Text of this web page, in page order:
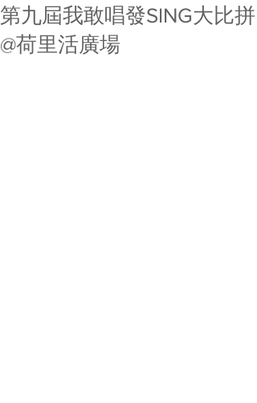
第九屆我敢唱發SING大比拼
@荷里活廣場